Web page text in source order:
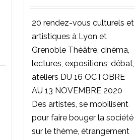
20 rendez-vous culturels et
artistiques à Lyon et
Grenoble Théâtre, cinéma,
lectures, expositions, débat,
ateliers DU 16 OCTOBRE
AU 13 NOVEMBRE 2020
Des artistes, se mobilisent
pour faire bouger la société
sur le thème, étrangement